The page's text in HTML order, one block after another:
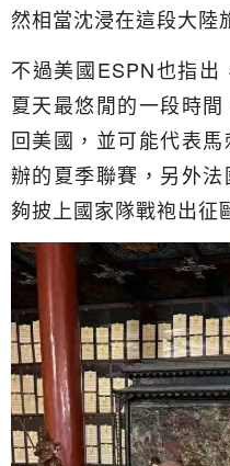
然相當沈浸在這段大陸
不過美國ESPN也指
夏天最悠閒的一段時
回美國，並可能代表
辦的夏季聯賽，另外
夠披上國家隊戰袍出征